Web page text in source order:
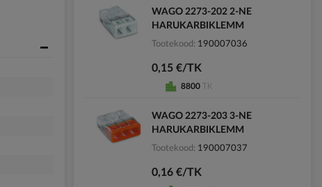
WAGO 2273-202 2-NE
HARUKARBIKLEMM
Tootekood 190007036
0,15 €/TK
8800 TK
WAGO 2273-203 3-NE
HARUKARBIKLEMM
Tootekood 190007037
0,16 €/TK